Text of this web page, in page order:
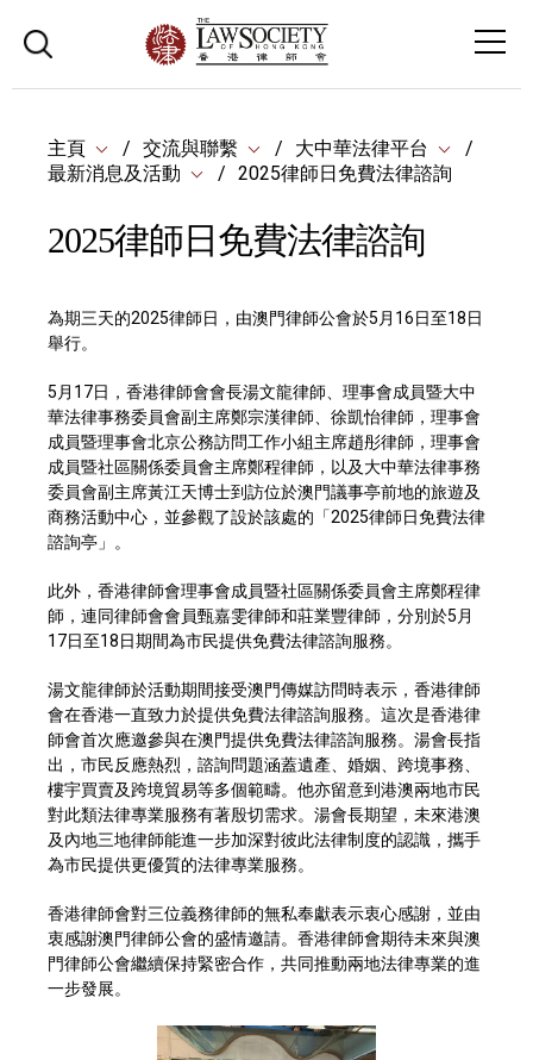
主頁 交流與聯繫
大中華法律平台
最新消息及活動
2025律師日免費法律諮詢
2025律師日免費法律諮詢
為期三天的2025律師日，由澳門律師公會於5月16日至18日
舉行。
5月17日，香港律師會會長湯文龍律師、理事會成員暨大中
華法律事務委員會副主席鄭宗漢律師、徐凱怡律師，理事會
成員暨理事會北京公務訪問工作小組主席趙彤律師，理事會
成員暨社區關係委員會主席鄭程律師，以及大中華法律事務
委員會副主席黃江天博士到訪位於澳門議事亭前地的旅遊及
商務活動中心，並參觀了設於該處的「2025律師日免費法律
諮詢亭」。
此外，香港律師會理事會成員暨社區關係委員會主席鄭程律
師，連同律師會會員甄嘉雯律師和莊業豐律師，分別於5月
17日至18日期間為市民提供免費法律諮詢服務。
湯文龍律師於活動期間接受澳門傳媒訪問時表示，香港律師
會在香港一直致力於提供免費法律諮詢服務。這次是香港律
師會首次應邀參與在澳門提供免費法律諮詢服務。湯會長指
出，市民反應熱烈，諮詢問題涵蓋遺產、婚姻、跨境事務、
樓宇買賣及跨境貿易等多個範疇。他亦留意到港澳兩地市民
對此類法律專業服務有著殷切需求。湯會長期望，未來港澳
及內地三地律師能進一步加深對彼此法律制度的認識，攜手
為市民提供更優質的法律專業服務。
香港律師會對三位義務律師的無私奉獻表示衷心感謝，並由
衷感謝澳門律師公會的盛情邀請。香港律師會期待未來與澳
門律師公會繼續保持緊密合作，共同推動兩地法律專業的進
一步發展。